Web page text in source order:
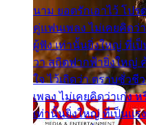
นาม ยอดรักเอาไว้ โปร
คู่แฟนเพลง ไม่เคยคิดว่
ผู้ฟัง เท่านั้นยิ่งใหญ่ ที่เ
วา สถิตฟากฟ้ายิ่งใหญ่
ใจ ไว้เถิดว่า ตราบชั่ว
เพลง ไม่เคยคิดว่าเก่ง
เท่านั้นยิ่งใหญ่ ที่เป็นแร